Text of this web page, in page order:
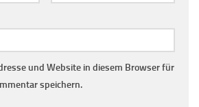
und Website in diesem Browser für
speichern.